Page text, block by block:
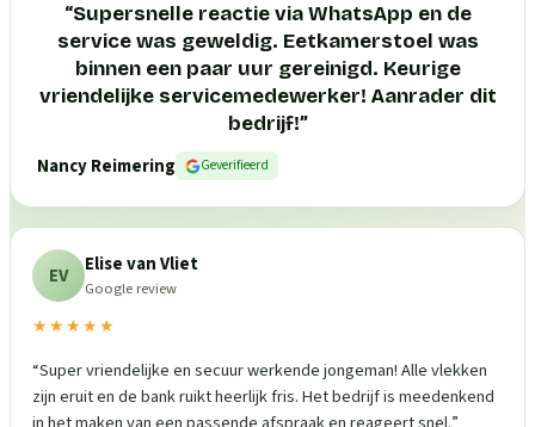
“Supersnelle reactie via WhatsApp en de
service was geweldig. Eetkamerstoel was
binnen een paar uur gereinigd. Keurige
vriendelijke servicemedewerker! Aanrader dit
bedrijf!”
Nancy Reimering
Geverifieerd
EV Elise van Vliet
Google review
★★★★★
“Super vriendelijke en secuur werkende jongeman! Alle vlekken
zijn eruit en de bank ruikt heerlijk fris. Het bedrijf is meedenkend